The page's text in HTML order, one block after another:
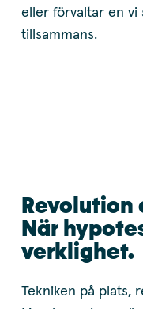
eller förvaltar en vi
tillsammans.
Revolution
När
verklighet.
Tekniken på plats,